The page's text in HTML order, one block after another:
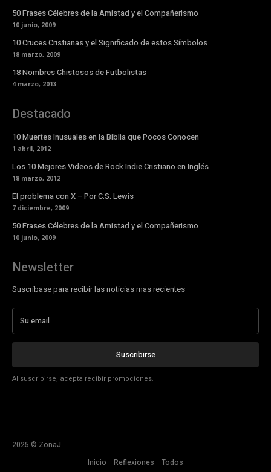
50 Frases Célebres de la Amistad y el Compañerismo
10 junio, 2009
10 Cruces Cristianas y el Significado de estos Símbolos
18 marzo, 2009
18 Nombres Chistosos de Futbolistas
4 marzo, 2013
Destacado
10 Muertes Inusuales en la Biblia que Pocos Conocen
1 abril, 2012
Los 10 Mejores Videos de Rock Indie Cristiano en Inglés
18 marzo, 2012
El problema con X – Por C.S. Lewis
7 diciembre, 2009
50 Frases Célebres de la Amistad y el Compañerismo
10 junio, 2009
Newsletter
Suscríbase para recibir las noticias mas recientes
Suscribirse
Al suscribirse, acepta recibir promociones.
2025 © ZonaJ
Inicio
Reflexiones Todos